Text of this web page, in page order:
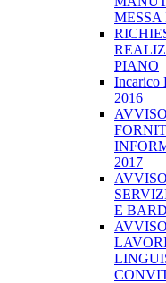
MESSA
PIANO
Incarico
2016
2017
E BARD